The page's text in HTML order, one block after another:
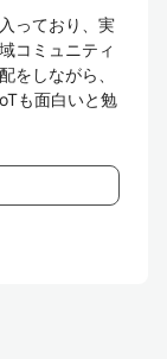
っており、実
コミュニティ
をしながら、
も面白いと勉